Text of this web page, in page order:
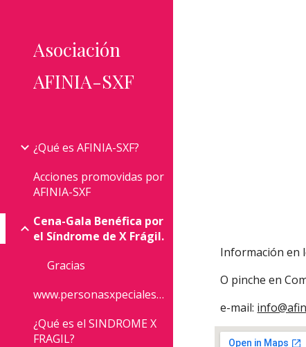
Asociación
AFINIA-SXF
¿Qué es AFINIA-SXF?
Acciones promovidas por
AFINIA-SXF
Cena-Gala Benéfica por
el Síndrome de X Frágil.
Gracias
www.personasxpeciales.es
¿Qué es el SINDROME X
FRAGIL?
Información en
O pinche en
e-mail: